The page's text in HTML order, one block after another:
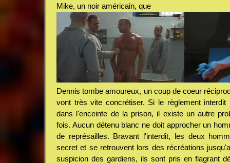
Mike, un noir américain, que
Dennis tombe amoureux, un coup de coeur
vont très vite concrétiser. Si le règlement interdit
dans l'enceinte de la prison, il existe un autre
fois. Aucun détenu blanc ne doit approcher un
de représailles. Bravant l'interdit, les deux
secret et se retrouvent lors des récréations
suspicion des gardiens, ils sont pris en flagrant